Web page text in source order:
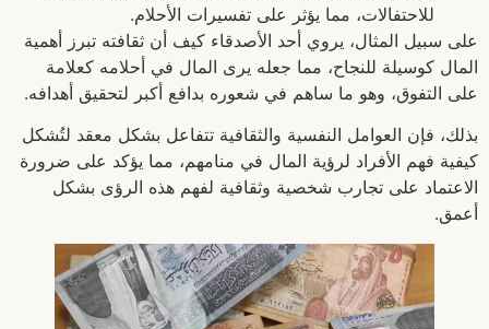
للاحتفالات، مما يؤثر على تفسيرات الأحلام.
على سبيل المثال، يروي أحد الأصدقاء كيف أن ثقافته تبرز أهمية
المال كوسيلة للنجاح، مما جعله يرى المال في أحلامه كعلامة
على التفوق، وهو ما ساهم في شعوره بدافع أكبر لتحقيق أهدافه.
بذلك، فإن العوامل النفسية والثقافية تتفاعل بشكل معقد لتُشكل
كيفية فهم الأفراد لرؤية المال في منامهم، مما يؤكد على ضرورة
الاعتماد على تجارب شخصية وثقافية لفهم هذه الرؤى بشكل
أعمق.